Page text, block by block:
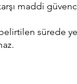
maddi
sürede